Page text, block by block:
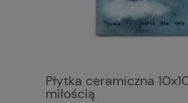
Płytka ceramiczna
miłością